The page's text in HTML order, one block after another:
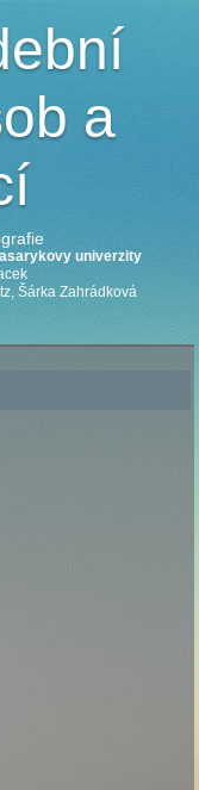
a
univerzity
Šárka Zahrádková